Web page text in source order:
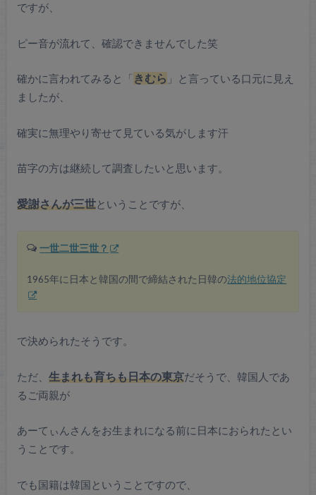
ですが、
ピー音が流れて、確認できませんでした笑
確かに言われてみると「 きむら 」と言っている口元に見え
ましたが、
確実に無理やり寄せて見ている気がします汗
苗字の方は継続して調査したいと思います。
愛謝さんが三世ということですが、
一世二世三世？
1965年に日本と韓国の間で締結された日韓の法的地位協定
で決められたそうです。
ただ、 生まれも育ちも日本の東京だそうで、韓国人であ
るご両親が
あーてぃんさんをお生まれになる前に日本におられたとい
うことです。
でも国籍は韓国ということですので、